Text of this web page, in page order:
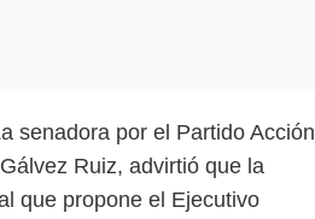
senadora por el Partido Acción
Ruiz, advirtió que la
que propone el Ejecutivo